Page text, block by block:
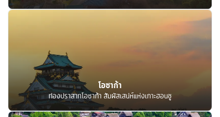
โอซาก้า
ท่องปราสาทโอซาก้า สัมผัสเสน่ห์แห่งเกาะฮอนชู